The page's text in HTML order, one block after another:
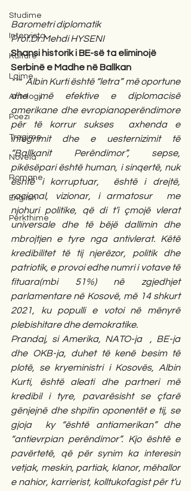
Studime
Intervista
Kulturë
Lajme
Antologji
Poezi
Tregime
Novela
Romane
English
Përkthime
Barometri diplomatik
Prof.Dr.Mehdi HYSENI
Shansi historik i BE-së ta eliminojë
Serbinë e Madhe në Ballkan
***  Albin Kurti është “letra” më oportune
dhe më efektive e diplomacisë
amerikane dhe evropianoperëndimore
për të korrur sukses  axhenda e
integrimit dhe e uesternizimit të
“Ballkanit Perëndimor”, sepse,
pikësëpari është human, i sinqertë, nuk
është i korruptuar,  është i drejtë,
racional, vizionar, i armatosur  me
njohuri politike, që di t’i çmojë vlerat
universale dhe të bëjë dallimin dhe
mbrojtjen e tyre nga antivlerat. Këtë
kredibilitet të tij njerëzor, politik dhe
patriotik, e provoi edhe numri i votave të
fituara(mbi 51%) në zgjedhjet
parlamentare në Kosovë, më 14 shkurt
2021, ku populli e votoi në mënyrë
plebishitare dhe demokratike.
Prandaj, si Amerika, NATO-ja  , BE-ja
dhe OKB-ja, duhet të kenë besim të
plotë, se kryeministri i Kosovës, Albin
Kurti, është aleati dhe partneri më
kredibil i tyre, pavarësisht se çfarë
gënjejnë dhe shpifin oponentët e tij, se
gjoja  ky “është antiamerikan” dhe
“antievrpian perëndimor”. Kjo është e
pavërtetë, që për synim ka interesin
vetjak, meskin, partiak, klanor, mëhallor
e nahior, karrierist, kolltukofagist për t’u